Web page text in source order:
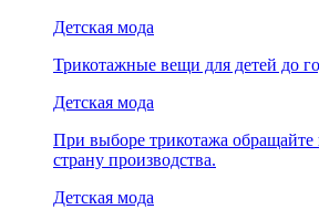
Детская мода
Трикотажные вещи для детей до
Детская мода
При выборе трикотажа
страну производства.
Детская мода